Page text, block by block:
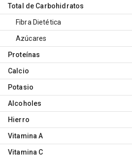
Total de Carbohidratos
Fibra Dietética
Azúcares
Proteínas
Calcio
Potasio
Alcoholes
Hierro
Vitamina A
Vitamina C